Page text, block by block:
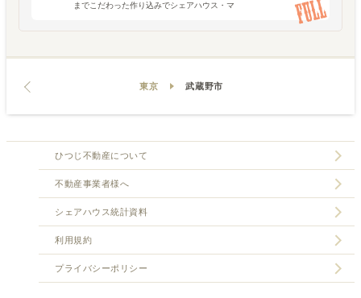
までこだわった作り込みでシェアハウス・マ
る「株式会社プロフィットプラン 客家」さん
東京 武蔵野市
ひつじ不動産について
不動産事業者様へ
シェアハウス統計資料
利用規約
プライバシーポリシー